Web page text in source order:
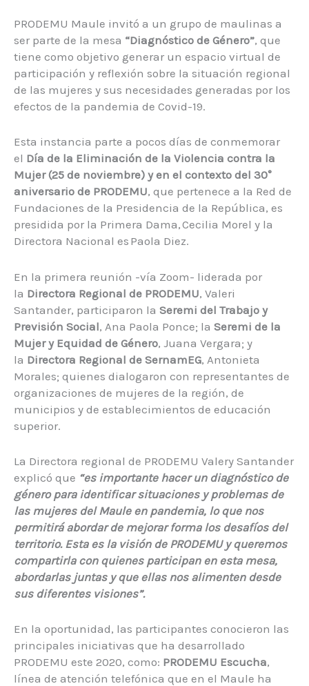
PRODEMU Maule invitó a un grupo de maulinas a
ser parte de la mesa “Diagnóstico de Género”, que
tiene como objetivo generar un espacio virtual de
participación y reflexión sobre la situación regional
de las mujeres y sus necesidades generadas por los
efectos de la pandemia de Covid-19.
Esta instancia parte a pocos días de conmemorar
el Día de la Eliminación de la Violencia contra la
Mujer (25 de noviembre) y en el contexto del 30°
aniversario de PRODEMU, que pertenece a la Red de
Fundaciones de la Presidencia de la República, es
presidida por la Primera Dama, Cecilia Morel y la
Directora Nacional es Paola Diez. ​
En la primera reunión -vía Zoom- liderada por
la Directora Regional de PRODEMU, Valeri
Santander, participaron la Seremi del Trabajo y
Previsión Social, Ana Paola Ponce; la Seremi de la
Mujer y Equidad de Género, Juana Vergara; y
la Directora Regional de SernamEG, Antonieta
Morales; quienes dialogaron con representantes de
organizaciones de mujeres de la región, de
municipios y de establecimientos de educación
superior.
La Directora regional de PRODEMU Valery Santander
explicó que “es importante hacer un diagnóstico de
género para identificar situaciones y problemas de
las mujeres del Maule en pandemia, lo que nos
permitirá abordar de mejorar forma los desafíos del
territorio. Esta es la visión de PRODEMU y queremos
compartirla con quienes participan en esta mesa,
abordarlas juntas y que ellas nos alimenten desde
sus diferentes visiones”.
En la oportunidad, las participantes conocieron las
principales iniciativas que ha desarrollado
PRODEMU este 2020, como: PRODEMU Escucha,
línea de atención telefónica que en el Maule ha